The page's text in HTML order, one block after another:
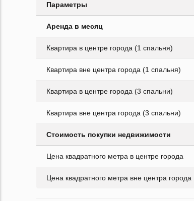
Параметры
Аренда в месяц
Квартира в центре города (1 спальня)
Квартира вне центра города (1 спальня)
Квартира в центре города (3 спальни)
Квартира вне центра города (3 спальни)
Стоимость покупки недвижимости
Цена квадратного метра в центре города
Цена квадратного метра вне центра города